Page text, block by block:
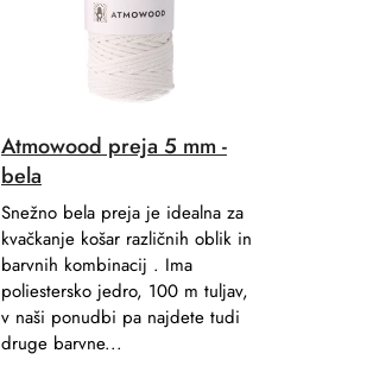
Atmowood preja 5 mm -
bela
Snežno bela preja je idealna za
kvačkanje košar različnih oblik in
barvnih kombinacij . Ima
poliestersko jedro, 100 m tuljav,
v naši ponudbi pa najdete tudi
druge barvne...